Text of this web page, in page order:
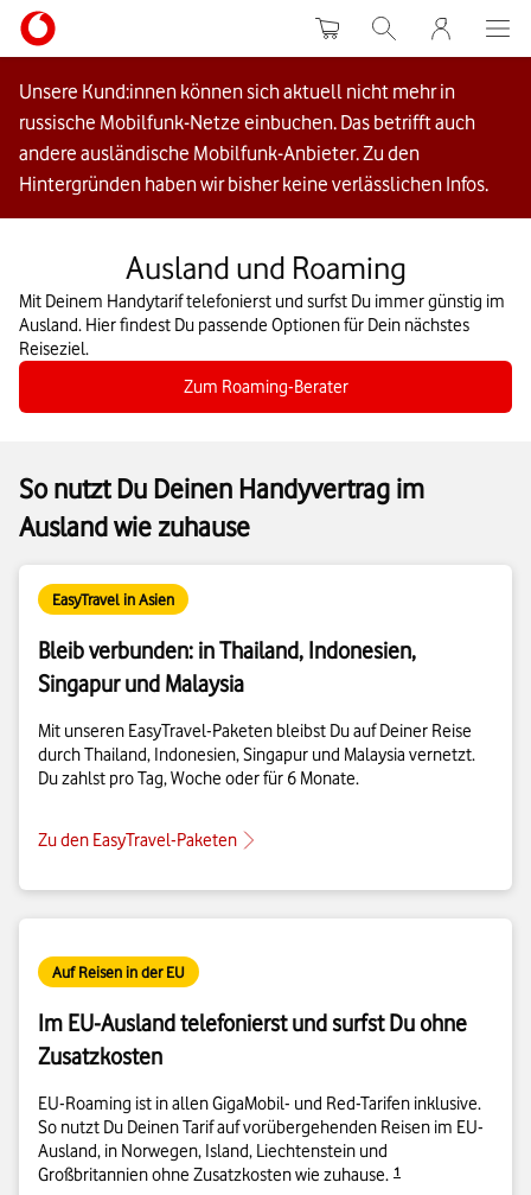
WarenkorbSuche
Unsere Kund:innen können sich aktuell nicht mehr in
russische Mobilfunk-Netze einbuchen. Das betrifft auch
andere ausländische Mobilfunk-Anbieter. Zu den
Hintergründen haben wir bisher keine verlässlichen Infos.
Ausland und Roaming
Mit Deinem Handytarif telefonierst und surfst Du immer günstig im
Ausland. Hier findest Du passende Optionen für Dein nächstes
Reiseziel.
Zum Roaming-Berater
So nutzt Du Deinen Handyvertrag im
Ausland wie zuhause
EasyTravel in Asien
Bleib verbunden: in Thailand, Indonesien,
Singapur und Malaysia
Mit unseren EasyTravel-Paketen bleibst Du auf Deiner Reise
durch Thailand, Indonesien, Singapur und Malaysia vernetzt.
Du zahlst pro Tag, Woche oder für 6 Monate.
Zu den EasyTravel-Paketen
Auf Reisen in der EU
Im EU-Ausland telefonierst und surfst Du ohne
Zusatzkosten
EU-Roaming ist in allen GigaMobil- und Red-Tarifen inklusive.
So nutzt Du Deinen Tarif auf vorübergehenden Reisen im EU-
Ausland, in Norwegen, Island, Liechtenstein und
Großbritannien ohne Zusatzkosten wie zuhause.​​​​‌ 1